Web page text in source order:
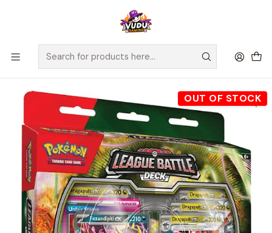
🚀 ¡Despachamos a todo Chile! Envío GRATIS a Regiones sobre
$100.000 y a RM sobre $35.000
Juegos de Cartas TCG Pokémon Sellados Pokémon
Pokemon TCG Dragapult EX League Battle Deck - Español
OUT OF STOCK